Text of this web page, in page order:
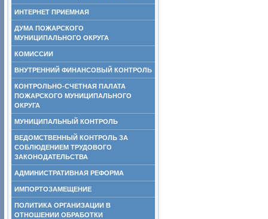
ИНТЕРНЕТ ПРИЕМНАЯ
ДУМА ПОЖАРСКОГО
МУНИЦИПАЛЬНОГО ОКРУГА
КОМИССИИ
ВНУТРЕННИЙ ФИНАНСОВЫЙ КОНТРОЛЬ
КОНТРОЛЬНО-СЧЕТНАЯ ПАЛАТА
ПОЖАРСКОГО МУНИЦИПАЛЬНОГО
ОКРУГА
МУНИЦИПАЛЬНЫЙ КОНТРОЛЬ
ВЕДОМСТВЕННЫЙ КОНТРОЛЬ ЗА
СОБЛЮДЕНИЕМ ТРУДОВОГО
ЗАКОНОДАТЕЛЬСТВА
АДМИНИСТРАТИВНАЯ РЕФОРМА
ИМПОРТОЗАМЕЩЕНИЕ
ПОЛИТИКА ОРГАНИЗАЦИИ В
ОТНОШЕНИИ ОБРАБОТКИ